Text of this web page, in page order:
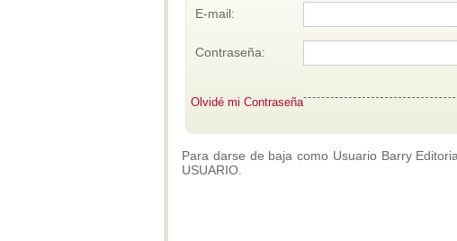
E-mail:
Contraseña:
Olvidé mi Contraseña
Para darse de baja como Usuario Barry
USUARIO.